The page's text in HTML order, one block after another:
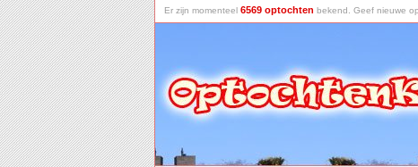
Er zijn momenteel 6569 optochten bekend. Geef nieuwe